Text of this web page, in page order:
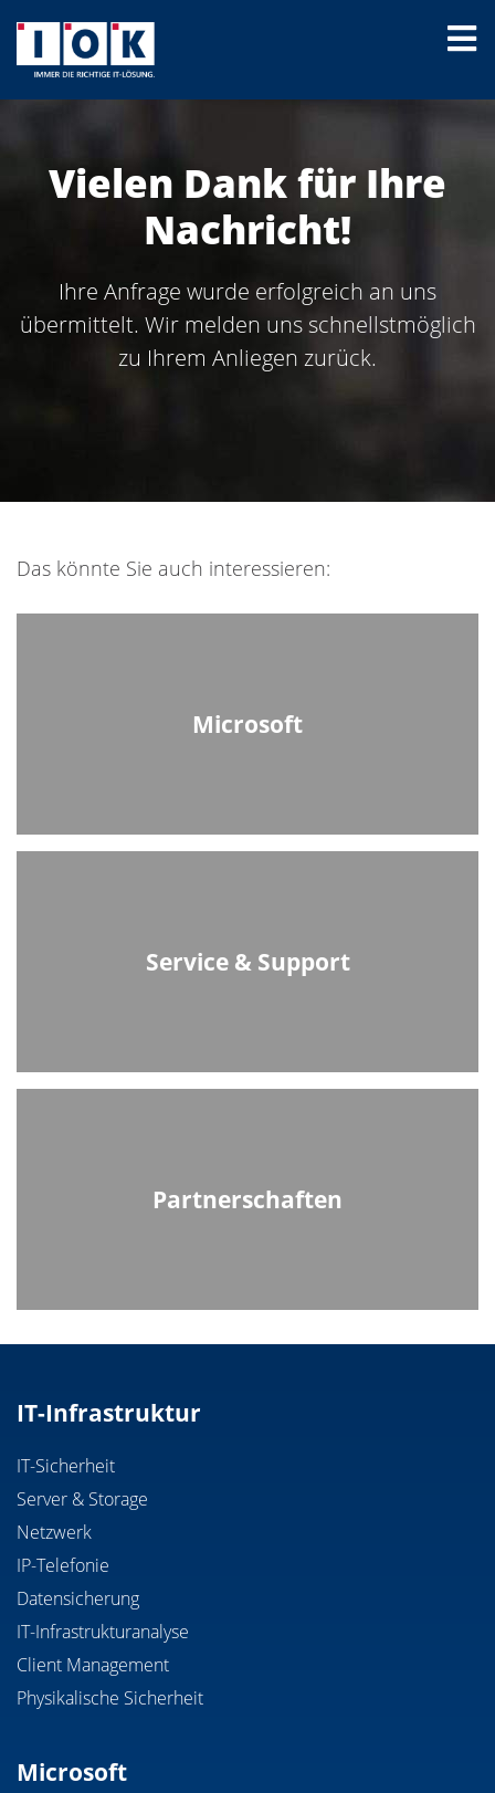
Vielen Dank für Ihre
Nachricht!
Ihre Anfrage wurde erfolgreich an uns
übermittelt. Wir melden uns schnellstmöglich
zu Ihrem Anliegen zurück.
Das könnte Sie auch interessieren:
Microsoft
Service & Support
Partnerschaften
IT-Infrastruktur
IT-Sicherheit
Server & Storage
Netzwerk
IP-Telefonie
Datensicherung
IT-Infrastrukturanalyse
Client Management
Physikalische Sicherheit
Microsoft